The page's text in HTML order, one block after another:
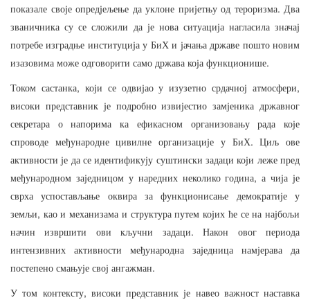
показале своје опредјељење да уклоне пријетњу од тероризма. Два
званичника су се сложили да је нова ситуација нагласила значај
потребе изградње институција у БиХ и јачања државе пошто новим
изазовима може одговорити само држава која функционише.
Током састанка, који се одвијао у изузетно срдачној атмосфери,
високи представник је подробно извијестио замјеника државног
секретара
о напорима ка ефикасном организовању рада
које
спроводе
међународне цивилне организације у БиХ.Циљ
ове
активности је да се идентификују суштински задаци који леже пред
међународном заједницом у наредних неколико година,а чија је
сврха
успостављање оквира за функционисање демократије
у
земљи, као и механизама и структура путем којих ће се на најбољи
начин
извршити ови кључни задаци.Након овог
периода
интензивних
активности међународна заједница намјерава
да
постепено смањује свој ангажман.
У том контексту, високи представник је навео важност наставка